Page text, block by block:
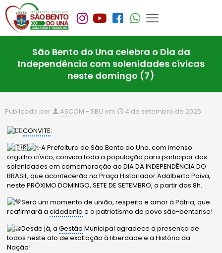
São Bento do Una celebra o Dia da
Independência com solenidades cívicas
neste domingo (7)
Publicado por ASCOM - SBU em 4 de setembro de 2025
CONVITE:
A Prefeitura de São Bento do Una, com imenso
orgulho cívico, convida toda a população para participar das
solenidades em comemoração ao DIA DA INDEPENDÊNCIA DO
BRASIL, que acontecerão na Praça Historiador Adalberto Paiva,
neste PRÓXIMO DOMINGO, SETE DE SETEMBRO, a partir das 8h.
Será um momento de união, respeito e amor à Pátria, que
reafirmará acidadania e o patriotismo do povo são-bentense!
Desde já, aGestão Municipal agradece a presença de
todos neste ato de exaltação à liberdade e a História da
Nação!